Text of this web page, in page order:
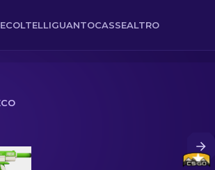
COLTELLIGUANTOCASSEALTRO